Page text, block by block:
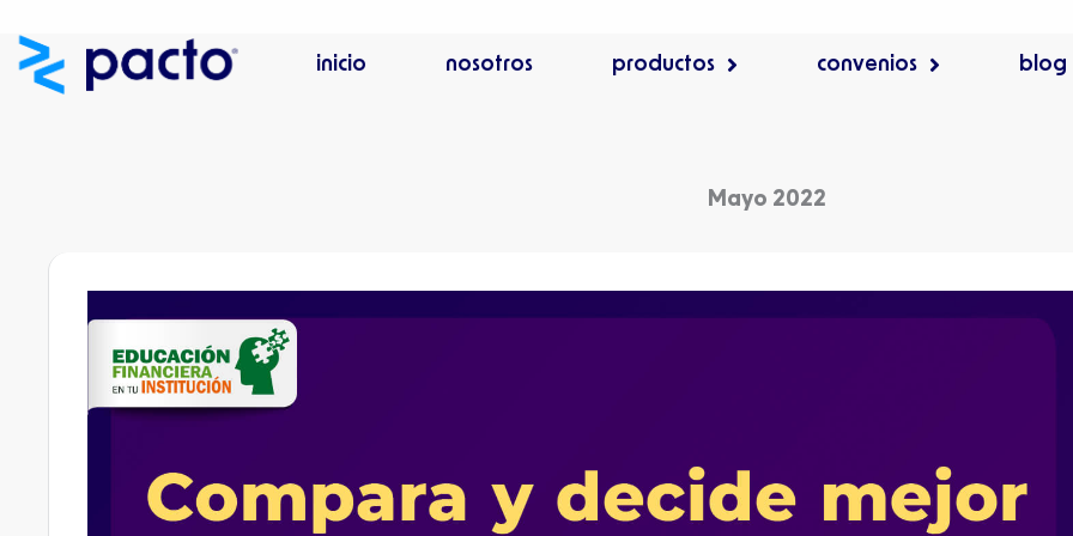
contenido
inicio nosotros productos convenios blog
Mayo 2022